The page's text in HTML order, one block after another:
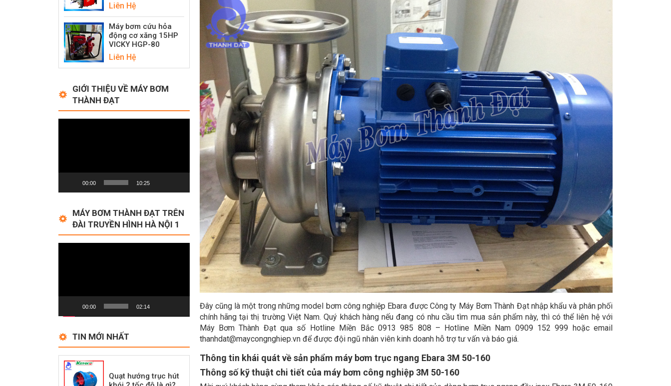
Liên Hệ
Máy bơm cứu hỏa
động cơ xăng 15HP
VICKY HGP-80
Liên Hệ
GIỚI THIỆU VỀ MÁY BƠM
THÀNH ĐẠT
00:00 10:25
MÁY BƠM THÀNH ĐẠT TRÊN
ĐÀI TRUYỀN HÌNH HÀ NỘI 1
00:00 02:14
TIN MỚI NHẤT
Quạt hướng trục hút
Đây cũng là một trong những model bơm công nghiệp Ebara được Công ty Máy Bơm Thành Đạt nhập khẩu và phân phối
chính hãng tại thị trường Việt Nam. Quý khách hàng nếu đang có nhu cầu tìm mua sản phẩm này, thì có thể liên hệ với
Máy Bơm Thành Đạt qua số Hotline Miền Bắc 0913 985 808 – Hotline Miền Nam 0909 152 999 hoặc email
thanhdat@maycongnghiep.vn để được đội ngũ nhân viên kinh doanh hỗ trợ tư vấn và báo giá.
Thông tin khái quát về sản phẩm máy bơm trục ngang Ebara 3M 50-160
Thông số kỹ thuật chi tiết của máy bơm công nghiệp 3M 50-160